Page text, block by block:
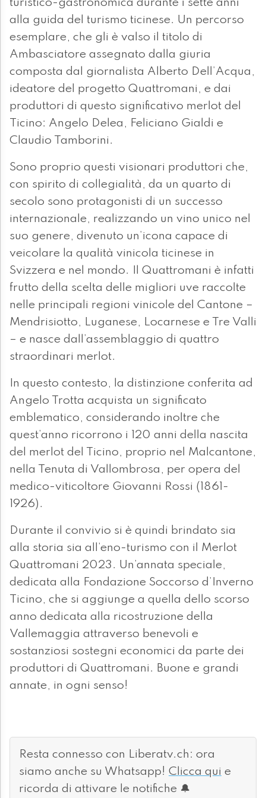
turistico-gastronomica durante i sette anni
alla guida del turismo ticinese. Un percorso
esemplare, che gli è valso il titolo di
Ambasciatore assegnato dalla giuria
composta dal giornalista Alberto Dell’Acqua,
ideatore del progetto Quattromani, e dai
produttori di questo significativo merlot del
Ticino: Angelo Delea, Feliciano Gialdi e
Claudio Tamborini.
Sono proprio questi visionari produttori che,
con spirito di collegialità, da un quarto di
secolo sono protagonisti di un successo
internazionale, realizzando un vino unico nel
suo genere, divenuto un’icona capace di
veicolare la qualità vinicola ticinese in
Svizzera e nel mondo. Il Quattromani è infatti
frutto della scelta delle migliori uve raccolte
nelle principali regioni vinicole del Cantone –
Mendrisiotto, Luganese, Locarnese e Tre Valli
– e nasce dall’assemblaggio di quattro
straordinari merlot.
In questo contesto, la distinzione conferita ad
Angelo Trotta acquista un significato
emblematico, considerando inoltre che
quest’anno ricorrono i 120 anni della nascita
del merlot del Ticino, proprio nel Malcantone,
nella Tenuta di Vallombrosa, per opera del
medico-viticoltore Giovanni Rossi (1861-
1926).
Durante il convivio si è quindi brindato sia
alla storia sia all’eno-turismo con il Merlot
Quattromani 2023. Un’annata speciale,
dedicata alla Fondazione Soccorso d’Inverno
Ticino, che si aggiunge a quella dello scorso
anno dedicata alla ricostruzione della
Vallemaggia attraverso benevoli e
sostanziosi sostegni economici da parte dei
produttori di Quattromani. Buone e grandi
annate, in ogni senso!
Resta connesso con Liberatv.ch: ora
siamo anche su Whatsapp! Clicca qui e
ricorda di attivare le notifiche 🔔